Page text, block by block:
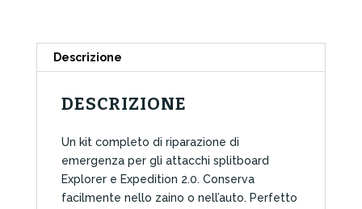
Descrizione
DESCRIZIONE
Un kit completo di riparazione di
emergenza per gli attacchi splitboard
Explorer e Expedition 2.0. Conserva
facilmente nello zaino o nell’auto. Perfetto